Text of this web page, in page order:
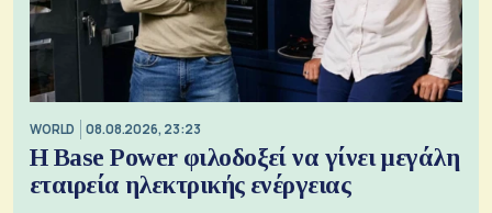
WORLD 08.08.2026, 23:23
Η Base Power φιλοδοξεί να γίνει μεγάλη
εταιρεία ηλεκτρικής ενέργειας